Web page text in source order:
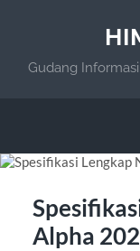
Gudang
Alpha